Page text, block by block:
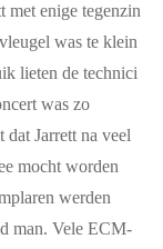
met enige tegenzin
was te klein
lieten de technici
was zo
dat Jarrett na veel
mocht worden
werden
man. Vele ECM-